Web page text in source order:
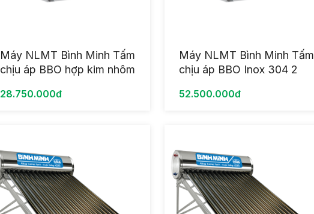
Máy NLMT Bình Minh Tấm
chịu áp BBO hợp kim nhôm
28.750.000đ
Máy NLMT Bình Minh Tấm
chịu áp BBO Inox 304 2
52.500.000đ